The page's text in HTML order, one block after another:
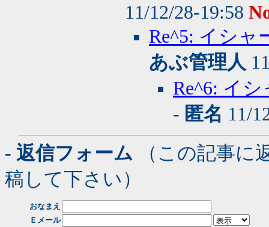
11/12/28-19:58
Re^5: イシャ
あぶ管理人
Re^6: イ
- 匿名 11/
- 返信フォーム （この記事に
稿して下さい）
おなまえ
Ｅメール